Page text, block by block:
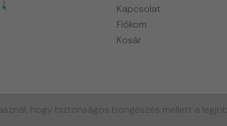
Kapcsolat
Fiókom
Kosár
Powered by NEXT CONTENT © Copyright 2024 - All
hogy biztonságos böngészés mellett a